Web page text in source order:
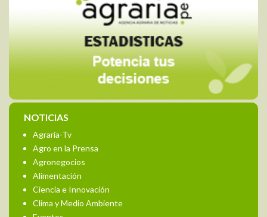
NOTICIAS
Agraria-Tv
Agro en la Prensa
Agronegocios
Alimentación
Ciencia e Innovación
Clima y Medio Ambiente